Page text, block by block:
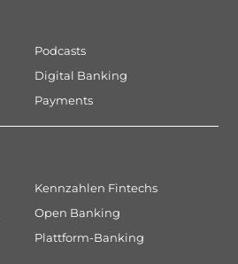
Podcasts
Digital Banking
Payments
Kennzahlen Fintechs
Open Banking
Plattform-Banking